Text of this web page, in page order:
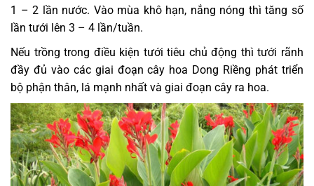
1 – 2 lần nước. Vào mùa khô hạn, nắng nóng thì tăng số
lần tưới lên 3 – 4 lần/tuần.
Nếu trồng trong điều kiện tưới tiêu chủ động thì tưới rãnh
đầy đủ vào các giai đoạn cây hoa Dong Riềng phát triển
bộ phận thân, lá mạnh nhất và giai đoạn cây ra hoa.